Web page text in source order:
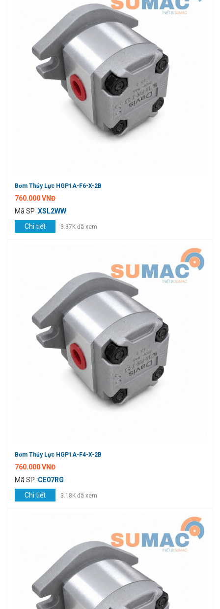
Bơm Thủy Lực HGP1A-F6-X-2B
760.000 VNĐ
Mã SP :XSL2WW
Chi tiết
3.37K đã xem
Bơm Thủy Lực HGP1A-F4-X-2B
760.000 VNĐ
Mã SP :CE07RG
Chi tiết
3.18K đã xem